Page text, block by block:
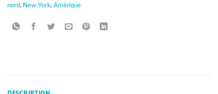
nord, New-York,Amérique